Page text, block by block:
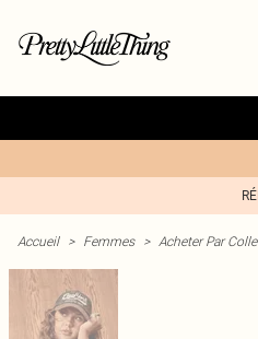
Accueil > Femmes > Acheter Par